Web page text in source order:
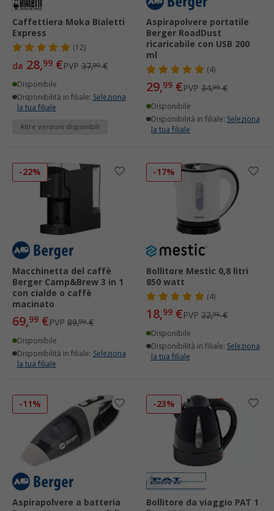
Caffettiera Moka Bialetti
Express
(12)
da 28,99 €PVP 37,90€
Disponibile
Disponibilità in filiale: Seleziona
la tua filiale
Altre versioni disponibili
Aspirapolvere portatile
Berger RoadDust
ricaricabile con USB 200
ml
(4)
29,99 €PVP 34,99€
Disponibile
Disponibilità in filiale: Seleziona
la tua filiale
-22%
Macchinetta del caffè
Berger Camp&Brew 3 in 1
con cialde o caffè
macinato
69,99 €PVP 89,99€
Disponibile
Disponibilità in filiale: Seleziona
la tua filiale
-17%
Bollitore Mestic 0,8 litri
850 watt
(4)
18,99 €PVP 22,95€
Disponibile
Disponibilità in filiale: Seleziona
la tua filiale
-11%
Aspirapolvere a batteria
-23%
Bollitore da viaggio PAT 1